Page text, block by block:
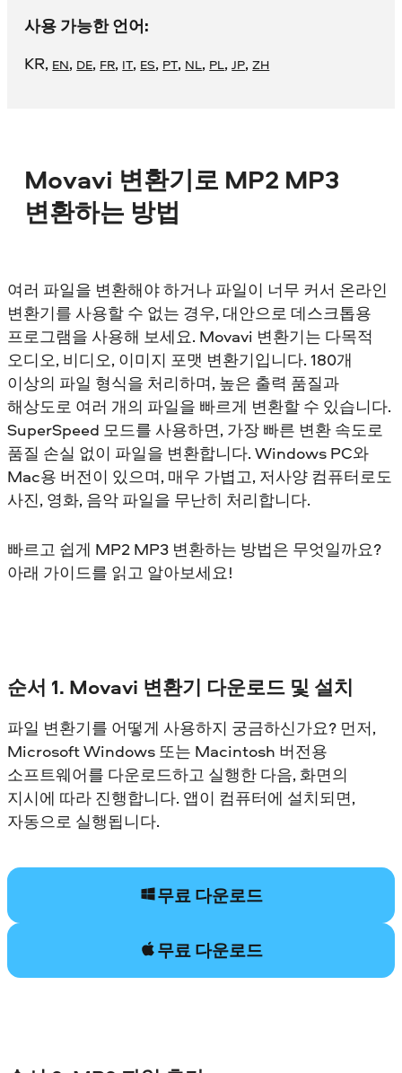
사용 가능한 언어:
KR, EN, DE, FR, IT, ES, PT, NL, PL,JP,ZH
Movavi 변환기로 MP2 MP3
변환하는 방법
여러 파일을 변환해야 하거나 파일이 너무 커서 온라인
변환기를 사용할 수 없는 경우, 대안으로 데스크톱용
프로그램을 사용해 보세요. Movavi 변환기는 다목적
오디오, 비디오, 이미지 포맷 변환기입니다. 180개
이상의 파일 형식을 처리하며, 높은 출력 품질과
해상도로 여러 개의 파일을 빠르게 변환할 수 있습니다.
SuperSpeed 모드를 사용하면, 가장 빠른 변환 속도로
품질 손실 없이 파일을 변환합니다. Windows PC와
Mac용 버전이 있으며, 매우 가볍고, 저사양 컴퓨터로도
사진, 영화, 음악 파일을 무난히 처리합니다.
빠르고 쉽게 MP2 MP3 변환하는 방법은 무엇일까요?
아래 가이드를 읽고 알아보세요!
순서 1. Movavi 변환기 다운로드 및 설치
파일 변환기를 어떻게 사용하지 궁금하신가요? 먼저,
Microsoft Windows 또는 Macintosh 버전용
소프트웨어를 다운로드하고 실행한 다음, 화면의
지시에 따라 진행합니다. 앱이 컴퓨터에 설치되면,
자동으로 실행됩니다.
무료 다운로드
무료 다운로드